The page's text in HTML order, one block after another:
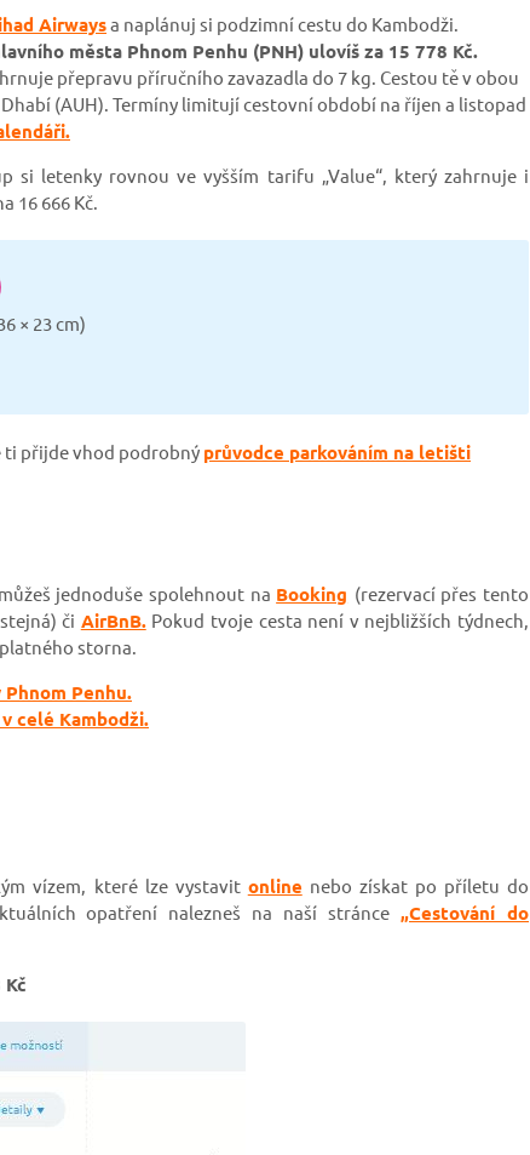
Airwaysa naplánuj si podzimní cestu do Kambodži.
města Phnom Penhu (PNH) ulovíš za 15 778 Kč.
přepravu příručního zavazadla do 7 kg. Cestou tě v obou
(AUH). Termíny limitují cestovní období na říjen a listopad
si letenky rovnou ve vyšším tarifu „Value“, který zahrnuje i
16 666 Kč.
× 23 cm)
přijde vhod podrobný průvodce parkováním na letišti
jednoduše spolehnout na Booking (rezervací přes tento
či AirBnB. Pokud tvoje cesta není v nejbližších týdnech,
storna.
Penhu.
celé Kambodži.
vízem, které lze vystavit online nebo získat po příletu do
opatření nalezneš na naší stránce „Cestování do